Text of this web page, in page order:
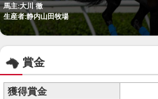
馬主:大川 徹
生産者:静内山田牧場
賞金
獲得賞金